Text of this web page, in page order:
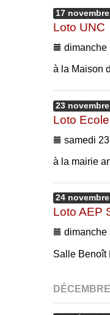
17 novembre
Loto UNC
dimanche
à la Maison
23 novembre
Loto
samedi
à la mairie
24 novembre
Loto AEP
dimanche
Salle Benoît
DÉCEMBRE